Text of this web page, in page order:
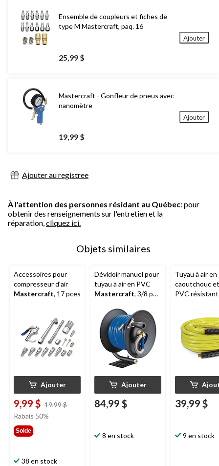
Ensemble de coupleurs et fiches de
type M Mastercraft, paq. 16
25,99 $
Ajouter
Mastercraft - Gonfleur de pneus avec
nanomètre
19,99 $
Ajouter
Ajouter au registree
À l'attention des personnes résidant au Québec: pour
obtenir des renseignements sur l'entretien et la
réparation,cliquez ici.
Objets similaires
Accessoires pour
compresseur d'air
Mastercraft, 17 pces
Ajouter
9,99 $ 19,99 $
Rabais 50%
Solde
38 en stock
Dévidoir manuel pour
tuyau à air en PVC
Mastercraft, 3/8 po
Ajouter
84,99 $
8 en stock
Tuyau à air en
caoutchouc
PVC
x 50 pi
39,99 $
9 en stock